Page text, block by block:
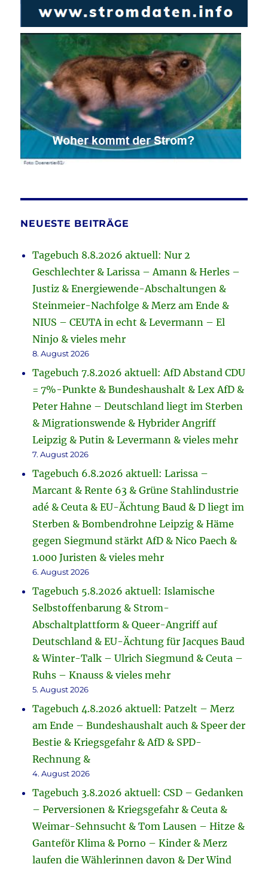
NEUESTE BEITRÄGE
Tagebuch 8.8.2026 aktuell: Nur 2
Geschlechter & Larissa – Amann & Herles –
Justiz & Energiewende-Abschaltungen &
Steinmeier-Nachfolge & Merz am Ende &
NIUS – CEUTA in echt & Levermann – El
Ninjo & vieles mehr
8. August 2026
Tagebuch 7.8.2026 aktuell: AfD Abstand CDU
= 7%-Punkte & Bundeshaushalt & Lex AfD &
Peter Hahne – Deutschland liegt im Sterben
& Migrationswende & Hybrider Angriff
Leipzig & Putin & Levermann & vieles mehr
7. August 2026
Tagebuch 6.8.2026 aktuell: Larissa –
Marcant & Rente 63 & Grüne Stahlindustrie
adé & Ceuta & EU-Ächtung Baud & D liegt im
Sterben & Bombendrohne Leipzig & Häme
gegen Siegmund stärkt AfD & Nico Paech &
1.000 Juristen & vieles mehr
6. August 2026
Tagebuch 5.8.2026 aktuell: Islamische
Selbstoffenbarung & Strom-
Abschaltplattform & Queer-Angriff auf
Deutschland & EU-Ächtung für Jacques Baud
& Winter-Talk – Ulrich Siegmund & Ceuta –
Ruhs – Knauss & vieles mehr
5. August 2026
Tagebuch 4.8.2026 aktuell: Patzelt – Merz
am Ende – Bundeshaushalt auch & Speer der
Bestie & Kriegsgefahr & AfD & SPD-
Rechnung &
4. August 2026
Tagebuch 3.8.2026 aktuell: CSD – Gedanken
– Perversionen & Kriegsgefahr & Ceuta &
Weimar-Sehnsucht & Tom Lausen – Hitze &
Ganteför Klima & Porno – Kinder & Merz
laufen die Wählerinnen davon & Der Wind